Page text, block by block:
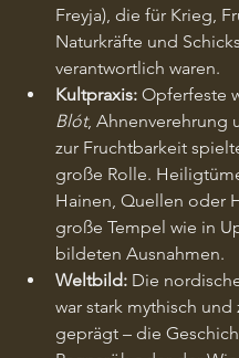
Freyja), die für Krieg,
Naturkräfte und
verantwortlich waren.
Kultpraxis: Opferfeste
Blót, Ahnenverehrung
zur Fruchtbarkeit
große Rolle.
Hainen, Quellen oder
große Tempel wie in
bildeten Ausnahmen.
Weltbild: Die
war stark mythisch und
geprägt – die